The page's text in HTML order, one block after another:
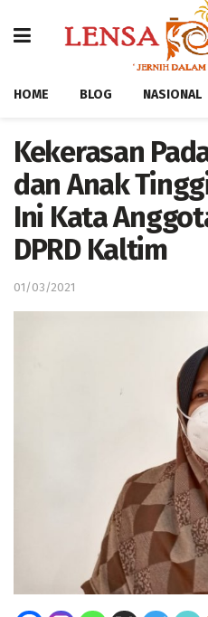
HOME BLOG NASIONAL
Kekerasan
dan Anak
Ini Kata
DPRD Kaltim
01/03/2021